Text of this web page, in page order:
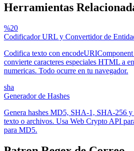
Herramientas
%20
Codificador URL y Convertidor de
Codifica texto con
convierte caracteres especiales HTML a
numericas. Todo ocurre en tu navegador.
sha
Generador de Hashes
Genera hashes MD5, SHA-1, SHA-256
texto o archivos. Usa Web Crypto API
para MD5.